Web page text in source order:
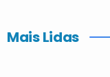
Mais Lidas